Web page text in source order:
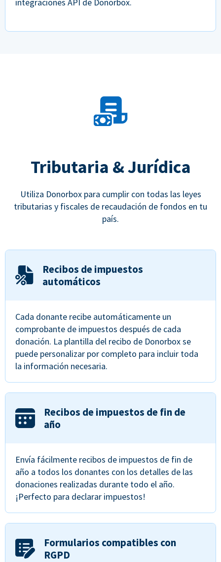
Tributaria & Jurídica
Utiliza Donorbox para cumplir con todas las leyes
tributarias y fiscales de recaudación de fondos en tu
país.
Recibos de impuestos
automáticos
Cada donante recibe automáticamente un
comprobante de impuestos después de cada
donación. La plantilla del recibo de Donorbox se
puede personalizar por completo para incluir toda
la información necesaria.
Recibos de impuestos de fin de
año
Envía fácilmente recibos de impuestos de fin de
año a todos los donantes con los detalles de las
donaciones realizadas durante todo el año.
¡Perfecto para declarar impuestos!
Formularios compatibles con
RGPD